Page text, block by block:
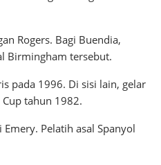
Rogers. Bagi Buendia,
Birmingham tersebut.
pada 1996. Di sisi lain, gelar
tahun 1982.
Pelatih asal Spanyol